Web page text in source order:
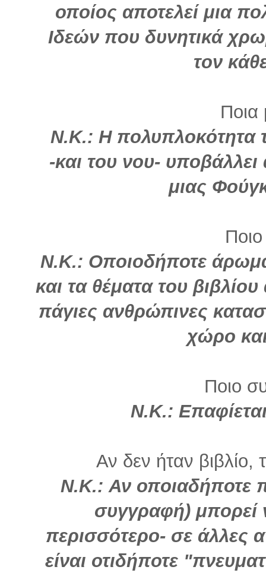
οποίος αποτελεί μια
Ιδεών που δυνητικά
τον
Ποια
Ν.Κ.: Η πολυπλοκότητα
-και του νου-
μιας
Ν.Κ.: Οποιοδήποτε
και τα θέματα του
πάγιες ανθρώπινες
χώρο
Ποιο
Ν.Κ.:
Αν δεν ήταν βιβλίο,
Ν.Κ.: Αν οποιαδήποτε
συγγραφή) μπορεί
περισσότερο- σε άλλες
είναι οτιδήποτε